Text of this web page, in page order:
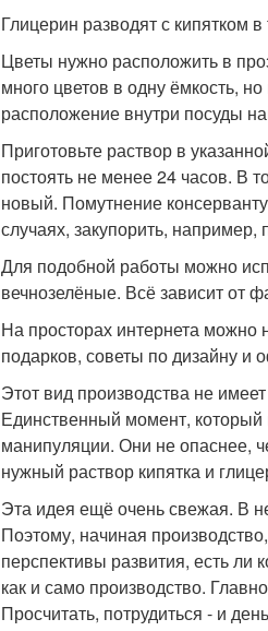
Глицерин разводят с кипятком
Цветы нужно расположить в
много цветов в одну ёмкость,
расположение внутри посуды
Приготовьте раствор в
постоять не менее 24 часов. В
новый. Помутнение
случаях, закупорить, например,
Для подобной работы можно
вечнозелёные. Всё зависит от
На просторах интернета можно
подарков, советы по дизайну и
Этот вид производства не
Единственный момент, который
манипуляции. Они не опаснее,
нужный раствор кипятка и
Эта идея ещё очень свежая. В
Поэтому, начиная
перспективы развития, есть ли
как и само производство.
Просчитать, потрудиться - и